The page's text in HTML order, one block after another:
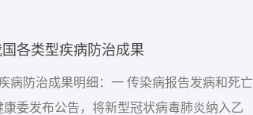
各类型疾病防治成果
病防治成果明细：一 传染病报告发病和死亡
康委发布公告，将新型冠状病毒肺炎纳入乙